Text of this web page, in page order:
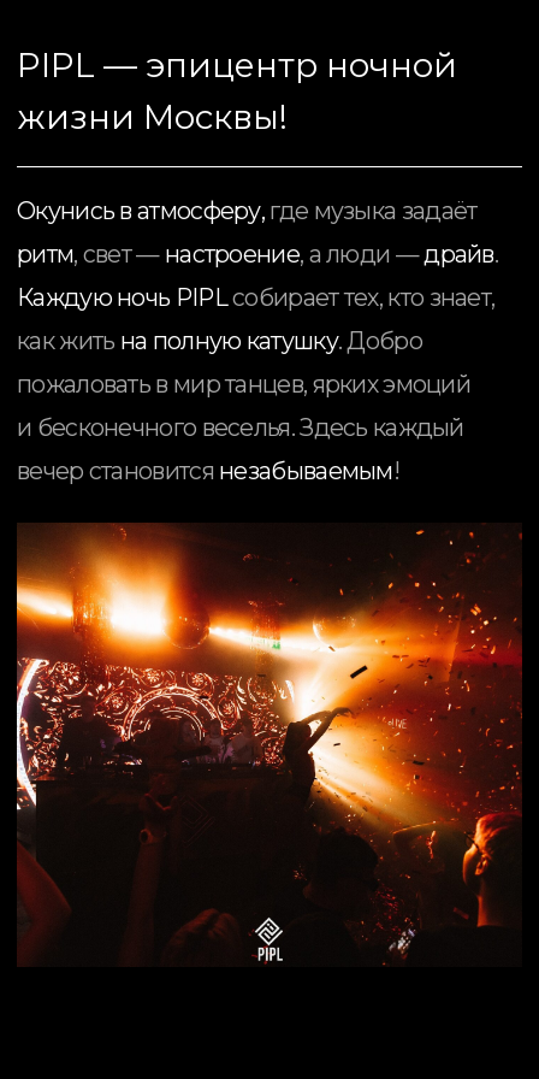
PIPL PAY
оформи карту привилегий PIPL в
нашем приложении и получай
самые горячие предложения
и скидки
ПОДРОБНЕЕ